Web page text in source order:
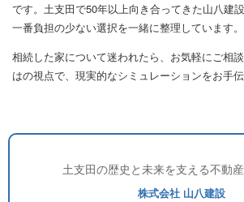
です。土支田で50年以上向き合ってきた山八建
一番負担の少ない選択を一緒に整理しています。
相続した家について迷われたら、お気軽にご相
はの視点で、現実的なシミュレーションをお手伝
土支田の歴史と未来を支える不動
株式会社 山八建設